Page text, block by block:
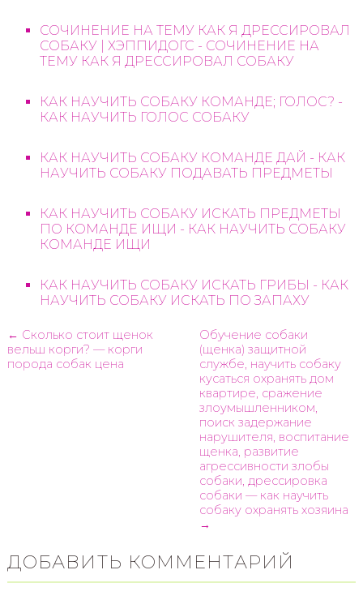
СОЧИНЕНИЕ НА ТЕМУ КАК Я ДРЕССИРОВАЛ
СОБАКУ | ХЭППИДОГС - СОЧИНЕНИЕ НА
ТЕМУ КАК Я ДРЕССИРОВАЛ СОБАКУ
КАК НАУЧИТЬ СОБАКУ КОМАНДЕ; ГОЛОС? -
КАК НАУЧИТЬ ГОЛОС СОБАКУ
КАК НАУЧИТЬ СОБАКУ КОМАНДЕ ДАЙ - КАК
НАУЧИТЬ СОБАКУ ПОДАВАТЬ ПРЕДМЕТЫ
КАК НАУЧИТЬ СОБАКУ ИСКАТЬ ПРЕДМЕТЫ
ПО КОМАНДЕ ИЩИ - КАК НАУЧИТЬ СОБАКУ
КОМАНДЕ ИЩИ
КАК НАУЧИТЬ СОБАКУ ИСКАТЬ ГРИБЫ - КАК
НАУЧИТЬ СОБАКУ ИСКАТЬ ПО ЗАПАХУ
← Сколько стоит щенок
вельш корги? — корги
порода собак цена
Обучение собаки
(щенка) защитной
службе, научить собаку
кусаться охранять дом
квартире, сражение
злоумышленником,
поиск задержание
нарушителя, воспитание
щенка, развитие
агрессивности злобы
собаки, дрессировка
собаки — как научить
собаку охранять хозяина
→
ДОБАВИТЬ КОММЕНТАРИЙ